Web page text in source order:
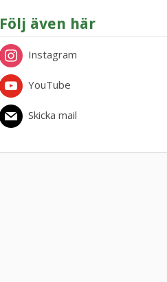
Följ även här
Instagram
YouTube
Skicka mail